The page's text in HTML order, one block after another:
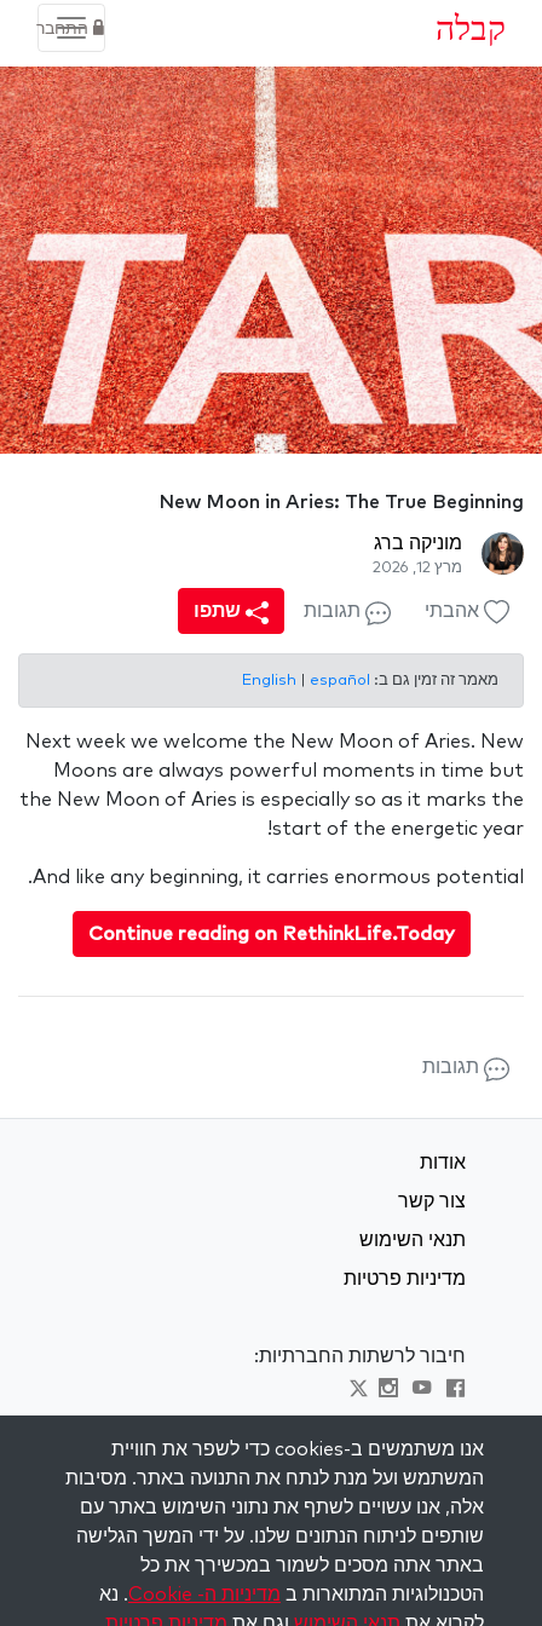
קבלה התחבר
New Moon in Aries: The True Beginning
מוניקה ברג
מרץ 12, 2026
אהבתי תגובות שתפו
מאמר זה זמין גם ב: English español
Next week we welcome the New Moon of Aries. New
Moons are always powerful moments in time but
the New Moon of Aries is especially so as it marks the
start of the energetic year!
And like any beginning, it carries enormous potential.
Continue reading on RethinkLife.Today
תגובות
אודות
צור קשר
תנאי השימוש
מדיניות פרטיות
חיבור לרשתות החברתיות:
השאר מעודכן
הירשם לרשימת התפוצה שלנו וקבל השראה
שבועית למייל שלך.
הירשם
אנו משתמשים ב-cookies כדי לשפר את חוויית
המשתמש ועל מנת לנתח את התנועה באתר. מסיבות
אלה, אנו עשויים לשתף את נתוני השימוש באתר עם
שותפים לניתוח הנתונים שלנו. על ידי המשך הגלישה
באתר אתה מסכים לשמור במכשירך את כל
הטכנולוגיות המתוארות ב מדיניות ה- Cookie
. נא